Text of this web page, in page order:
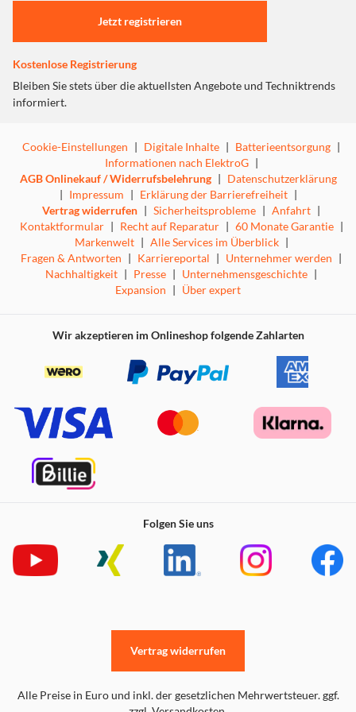
Jetzt registrieren
Kostenlose Registrierung
Bleiben Sie stets über die aktuellsten Angebote und Techniktrends
informiert.
Cookie-Einstellungen | Digitale Inhalte | Batterieentsorgung |
Informationen nach ElektroG |
AGB Onlinekauf / Widerrufsbelehrung | Datenschutzerklärung
| Impressum | Erklärung der Barrierefreiheit |
Vertrag widerrufen | Sicherheitsprobleme | Anfahrt |
Kontaktformular | Recht auf Reparatur | 60 Monate Garantie |
Markenwelt | Alle Services im Überblick |
Fragen & Antworten | Karriereportal | Unternehmer werden |
Nachhaltigkeit | Presse | Unternehmensgeschichte |
Expansion | Über expert
Wir akzeptieren im Onlineshop folgende Zahlarten
Folgen Sie uns
Alle Preise in Euro und inkl. der gesetzlichen Mehrwertsteuer. ggf.
Vertrag widerrufen